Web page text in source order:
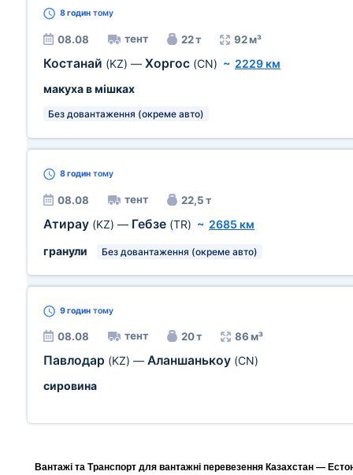
8 годин тому
08.08 тент 22 т 92 м³
Костанай (KZ) — Хоргос (CN) ~ 2229 км
макуха в мішках
Без довантаження (окреме авто)
8 годин тому
08.08 тент 22,5 т
Атирау (KZ) — Гебзе (TR) ~ 2685 км
гранули
Без довантаження (окреме авто)
9 годин тому
08.08 тент 20 т 86 м³
Павлодар (KZ) — Аланшанькоу (CN)
сировина
Вантажі та Транспорт для вантажні перевезення Казахстан —